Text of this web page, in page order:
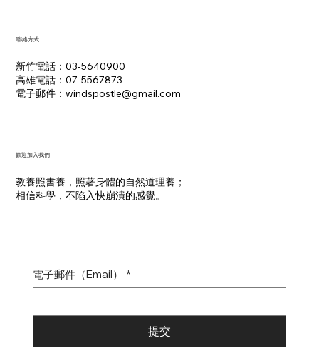
新竹電話：03-5640900
高雄電話：07-5567873
電子郵件：​windspostle@gmail.com
聯絡方式
​歡迎加入我們
教養照書養，照著身體的自然道理養；
​相信科學，不陷入快崩潰的感覺。
電子郵件（Email） *
提交